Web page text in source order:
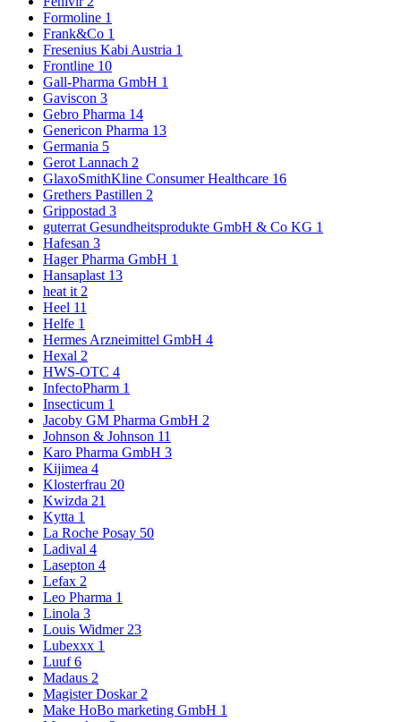
Formoline 1
Frank&Co 1
Fresenius Kabi Austria 1
Frontline 10
Gall-Pharma GmbH 1
Gaviscon 3
Gebro Pharma 14
Genericon Pharma 13
Germania 5
Gerot Lannach 2
GlaxoSmithKline Consumer Healthcare 16
Grethers Pastillen 2
Grippostad 3
guterrat Gesundheitsprodukte GmbH & Co KG 1
Hafesan 3
Hager Pharma GmbH 1
Hansaplast 13
heat it 2
Heel 11
Helfe 1
Hermes Arzneimittel GmbH 4
Hexal 2
HWS-OTC 4
InfectoPharm 1
Insecticum 1
Jacoby GM Pharma GmbH 2
Johnson & Johnson 11
Karo Pharma GmbH 3
Kijimea 4
Klosterfrau 20
Kwizda 21
Kytta 1
La Roche Posay 50
Ladival 4
Lasepton 4
Lefax 2
Leo Pharma 1
Linola 3
Louis Widmer 23
Lubexxx 1
Luuf6
Madaus 2
Magister Doskar 2
Make HoBo marketing GmbH 1